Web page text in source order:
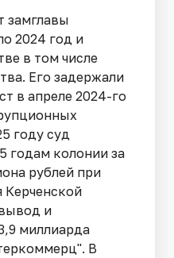
замглавы
2024 год и
в том числе
Его задержали
в апреле 2024-го
году суд
годам колонии за
рублей при
Керченской
и
миллиарда
В